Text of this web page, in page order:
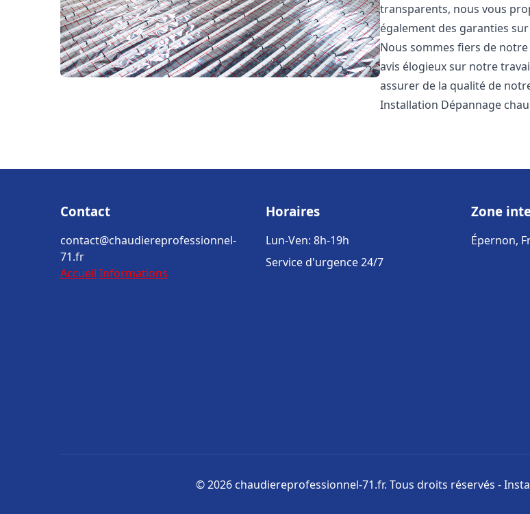
transparents, nous vous
également des garanties
Nous sommes fiers de
avis élogieux sur notre
assurer de la qualité de
Installation Dépannage
Contact
contact@chaudiereprofessionnel-
71.fr
Accueil Informations
Horaires
Lun-Ven: 8h-19h
Service d'urgence 24/7
Zone
Épernon,
© 2026 chaudiereprofessionnel-71.fr. Tous droits réservés -